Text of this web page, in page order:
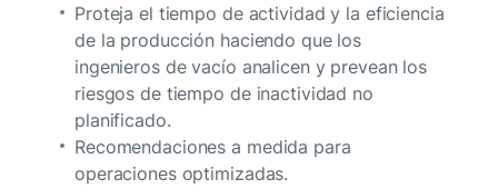
Proteja el tiempo de actividad y la eficiencia
de la producción haciendo que los
ingenieros de vacío analicen y prevean los
riesgos de tiempo de inactividad no
planificado.
Recomendaciones a medida para
operaciones optimizadas.